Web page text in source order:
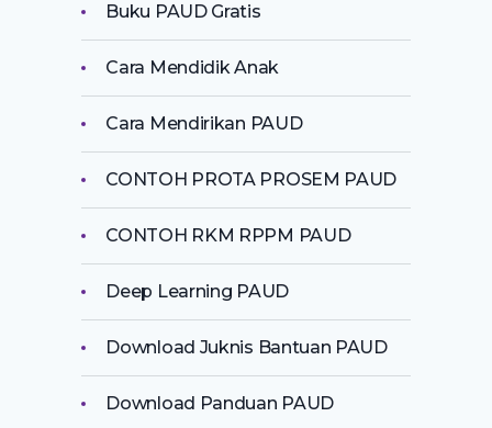
Buku PAUD Gratis
Cara Mendidik Anak
Cara Mendirikan PAUD
CONTOH PROTA PROSEM PAUD
CONTOH RKM RPPM PAUD
Deep Learning PAUD
Download Juknis Bantuan PAUD
Download Panduan PAUD